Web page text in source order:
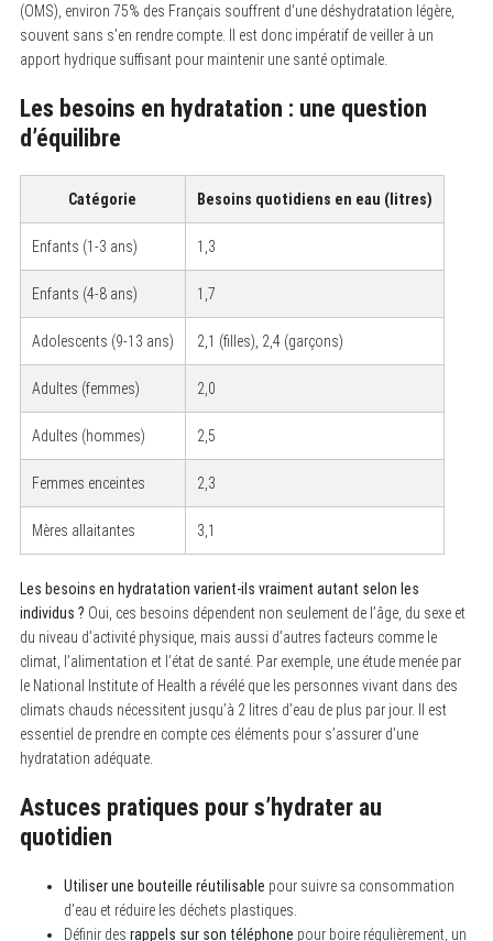
(OMS), environ 75% des Français souffrent d’une déshydratation légère,
souvent sans s’en rendre compte. Il est donc impératif de veiller à un
apport hydrique suffisant pour maintenir une santé optimale.
Les besoins en hydratation : une question
d’équilibre
Catégorie Besoins quotidiens en eau (litres)
Enfants (1-3 ans) 1,3
Enfants (4-8 ans) 1,7
Adolescents (9-13 ans) 2,1 (filles), 2,4 (garçons)
Adultes (femmes) 2,0
Adultes (hommes) 2,5
Femmes enceintes 2,3
Mères allaitantes 3,1
Les besoins en hydratation varient-ils vraiment autant selon les
individus ? Oui, ces besoins dépendent non seulement de l’âge, du sexe et
du niveau d’activité physique, mais aussi d’autres facteurs comme le
climat, l’alimentation et l’état de santé. Par exemple, une étude menée par
le National Institute of Health a révélé que les personnes vivant dans des
climats chauds nécessitent jusqu’à 2 litres d’eau de plus par jour. Il est
essentiel de prendre en compte ces éléments pour s’assurer d’une
hydratation adéquate.
Astuces pratiques pour s’hydrater au
quotidien
Utiliser une bouteille réutilisable pour suivre sa consommation
d’eau et réduire les déchets plastiques.
Définir des rappels sur son téléphone pour boire régulièrement, un
S